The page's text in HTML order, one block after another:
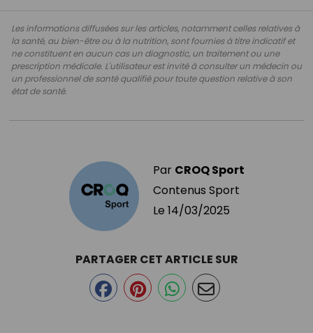
Les informations diffusées sur les articles, notamment celles relatives à
la santé, au bien-être ou à la nutrition, sont fournies à titre indicatif et
ne constituent en aucun cas un diagnostic, un traitement ou une
prescription médicale. L'utilisateur est invité à consulter un médecin ou
un professionnel de santé qualifié pour toute question relative à son
état de santé.
Par CROQ Sport
Contenus Sport
Le 14/03/2025
PARTAGER CET ARTICLE SUR